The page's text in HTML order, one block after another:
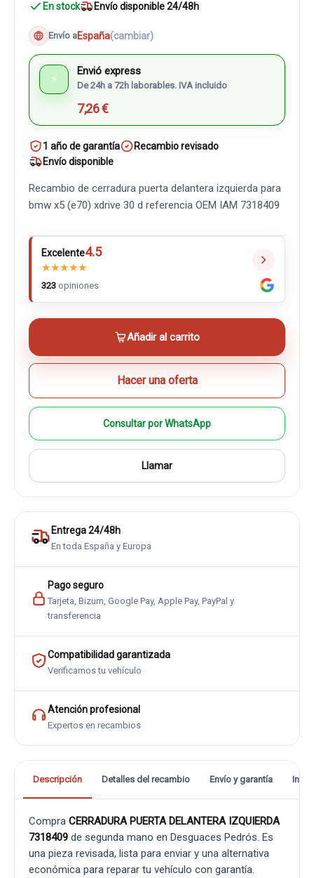
En stock Envío disponible 24/48h
Envío aEspaña(cambiar)
⚡
Envió express
De 24h a 72h laborables. IVA incluido
7,26 €
1 año de garantía
Recambio revisado
Envío disponible
Recambio de cerradura puerta delantera izquierda para
bmw x5 (e70) xdrive 30 d referencia OEM IAM 7318409
Excelente4.5
★★★★★
323 opiniones
Añadir al carrito
Hacer una oferta
Consultar por WhatsApp
Llamar
Entrega 24/48h
En toda España y Europa
Pago seguro
Tarjeta, Bizum, Google Pay, Apple Pay, PayPal y
transferencia
Compatibilidad garantizada
Verificamos tu vehículo
Atención profesional
Expertos en recambios
Descripción Detalles del recambio Envío y garantía
Compra CERRADURA PUERTA DELANTERA IZQUIERDA
7318409 de segunda mano en Desguaces Pedrós. Es
una pieza revisada, lista para enviar y una alternativa
económica para reparar tu vehículo con garantía.